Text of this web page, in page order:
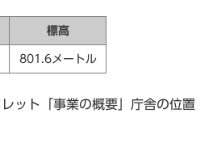
標高
801.6メートル
ット「事業の概要」庁舎の位置